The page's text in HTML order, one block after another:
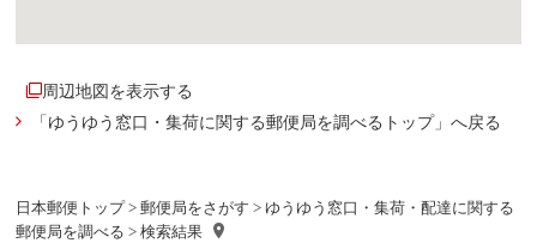
日本郵便トップ> 郵便局をさがす > ゆうゆう窓口・集荷・配達に関する
郵便局を調べる > 検索結果
周辺地図を表示する
「ゆうゆう窓口・集荷に関する郵便局を調べるトップ」へ戻る